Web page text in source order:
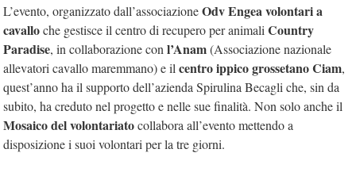
L’evento, organizzato dall’associazioneOdv Engea volontari a
cavalloche gestisce il centro di recupero per animali Country
Paradise, in collaborazione con l’Anam(Associazione nazionale
allevatori cavallo maremmano) e il centro ippico grossetano Ciam,
quest’anno ha il supporto dell’azienda Spirulina Becagli che, sin da
subito, ha creduto nel progetto e nelle sue finalità. Non solo anche il
Mosaico del volontariatocollabora all’evento mettendo a
disposizione i suoi volontari per la tre giorni.